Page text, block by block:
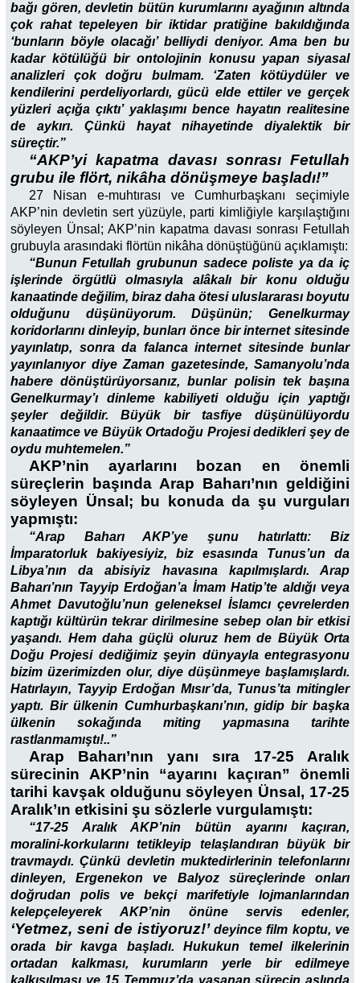
bağı gören, devletin bütün kurumlarını ayağının altında
çok rahat tepeleyen bir iktidar pratiğine bakıldığında
‘bunların böyle olacağı’ belliydi deniyor. Ama ben bu
kadar kötülüğü bir ontolojinin konusu yapan siyasal
analizleri çok doğru bulmam. ‘Zaten kötüydüler ve
kendilerini perdeliyorlardı, gücü elde ettiler ve gerçek
yüzleri açığa çıktı’ yaklaşımı bence hayatın realitesine
de aykırı. Çünkü hayat nihayetinde diyalektik bir
süreçtir.”
“AKP’yi kapatma davası sonrası Fetullah
grubu ile flört, nikâha dönüşmeye başladı!”
27 Nisan e-muhtırası ve Cumhurbaşkanı seçimiyle
AKP’nin devletin sert yüzüyle, parti kimliğiyle karşılaştığını
söyleyen Ünsal; AKP’nin kapatma davası sonrası Fetullah
grubuyla arasındaki flörtün nikâha dönüştüğünü açıklamıştı:
“Bunun Fetullah grubunun sadece poliste ya da iç
işlerinde örgütlü olmasıyla alâkalı bir konu olduğu
kanaatinde değilim, biraz daha ötesi uluslararası boyutu
olduğunu düşünüyorum. Düşünün; Genelkurmay
koridorlarını dinleyip, bunları önce bir internet sitesinde
yayınlatıp, sonra da falanca internet sitesinde bunlar
yayınlanıyor diye Zaman gazetesinde, Samanyolu’nda
habere dönüştürüyorsanız, bunlar polisin tek başına
Genelkurmay’ı dinleme kabiliyeti olduğu için yaptığı
şeyler değildir. Büyük bir tasfiye düşünülüyordu
kanaatimce ve Büyük Ortadoğu Projesi dedikleri şey de
oydu muhtemelen.”
AKP’nin ayarlarını bozan en önemli
süreçlerin başında Arap Baharı’nın geldiğini
söyleyen Ünsal; bu konuda da şu vurguları
yapmıştı:
“Arap Baharı AKP’ye şunu hatırlattı: Biz
İmparatorluk bakiyesiyiz, biz esasında Tunus’un da
Libya’nın da abisiyiz havasına kapılmışlardı. Arap
Baharı’nın Tayyip Erdoğan’a İmam Hatip’te aldığı veya
Ahmet Davutoğlu’nun geleneksel İslamcı çevrelerden
kaptığı kültürün tekrar dirilmesine sebep olan bir etkisi
yaşandı. Hem daha güçlü oluruz hem de Büyük Orta
Doğu Projesi dediğimiz şeyin dünyayla entegrasyonu
bizim üzerimizden olur, diye düşünmeye başlamışlardı.
Hatırlayın, Tayyip Erdoğan Mısır’da, Tunus’ta mitingler
yaptı. Bir ülkenin Cumhurbaşkanı’nın, gidip bir başka
ülkenin sokağında miting yapmasına tarihte
rastlanmamıştı!..”
Arap Baharı’nın yanı sıra 17-25 Aralık
sürecinin AKP’nin “ayarını kaçıran” önemli
tarihi kavşak olduğunu söyleyen Ünsal, 17-25
Aralık’ın etkisini şu sözlerle vurgulamıştı:
“17-25 Aralık AKP’nin bütün ayarını kaçıran,
moralini-korkularını tetikleyip telaşlandıran büyük bir
travmaydı. Çünkü devletin muktedirlerinin telefonlarını
dinleyen, Ergenekon ve Balyoz süreçlerinde onları
doğrudan polis ve bekçi marifetiyle lojmanlarından
kelepçeleyerek AKP’nin önüne servis edenler,
‘Yetmez, seni de istiyoruz!’deyince film koptu, ve
orada bir kavga başladı. Hukukun temel ilkelerinin
ortadan kalkması, kurumların yerle bir edilmeye